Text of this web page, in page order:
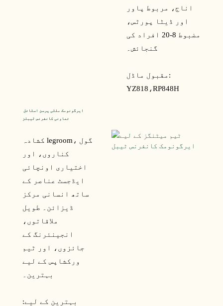
اناج، مربوط پاور
اور ڈیٹا پورٹس،
مضبوط 8-20 افراد کی
گنجائش۔
مقبول ماڈل:
YZ818،RP848H
تعاونی کانفرنس ٹیبلز
کشادہ legroom، گول
کناروں، اور
اختیاری اونچائی
ایڈجسٹ عناصر کے
ساتھ انسانی مرکز
ڈیزائن۔ طویل
ملاقاتوں،
انجینئرنگ کے
جائزوں، اور ٹیم
ورکشاپس کے لیے
بہترین۔
بہترین کے لیے: